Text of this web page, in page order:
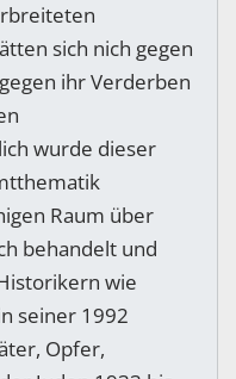
sich nich gegen
ihr Verderben
wurde dieser
Raum über
behandelt und
wie
seiner 1992
Opfer,